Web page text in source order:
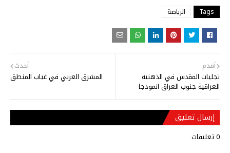
Tags الرياضة
أحدث
المشرق العربي في غياب المنطق
أقدم
تجليات المقدس في الذهنية
العراقية جنوب العراق انموذجا
إرسال تعليق
0 تعليقات